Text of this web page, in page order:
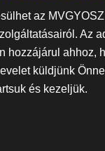
az
Az
hozzájárul ahhoz,
küldjünk
és kezeljük.